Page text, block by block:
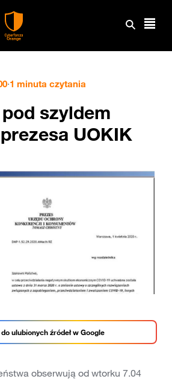
·1 minuta czytania
pod szyldem
UOKIK
ulubionych źródeł w Google
obserwują od wtorku 7.04